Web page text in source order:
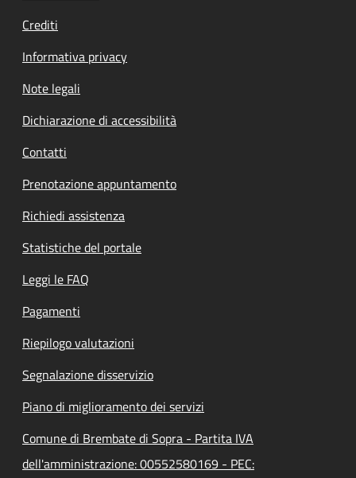
Crediti
Informativa privacy
Note legali
Dichiarazione di accessibilità
Contatti
Prenotazione appuntamento
Richiedi assistenza
Statistiche del portale
Leggi le FAQ
Pagamenti
Riepilogo valutazioni
Segnalazione disservizio
Piano di miglioramento dei servizi
Comune di Brembate di Sopra - Partita IVA
dell'amministrazione: 00552580169 - PEC: